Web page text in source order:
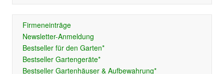
Firmeneinträge
Newsletter-Anmeldung
Bestseller für den Garten*
Bestseller Gartengeräte*
Bestseller Gartenhäuser & Aufbewahrung*